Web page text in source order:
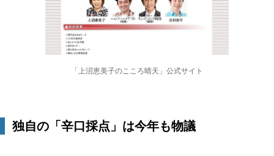
「上沼恵美子のこころ晴天」公式サイト
独自の「辛口採点」は今年も物議